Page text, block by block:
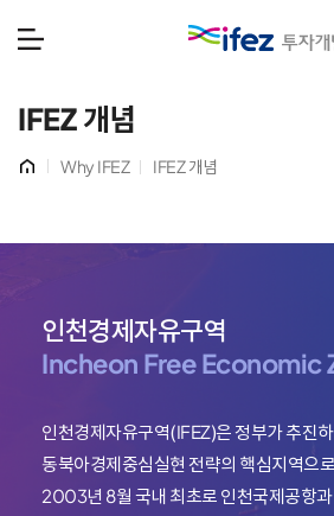
IFEZ 개념
Why IFEZ
IFEZ 개념
인천경제자유구역
Incheon Free Economic
인천경제자유구역(IFEZ)은 정부가 추진
동북아경제중심실현 전략의 핵심지역으
2003년 8월 국내 최초로 인천국제공항